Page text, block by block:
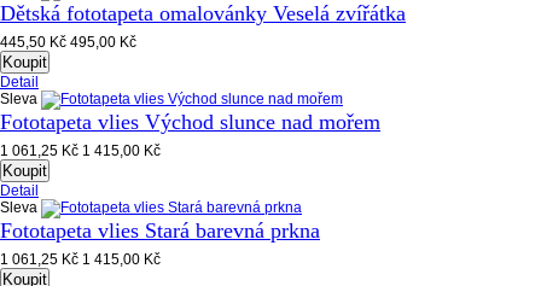
Dětská fototapeta omalovánky Veselá zvířátka
445,50 Kč 495,00 Kč
Koupit
Detail
Sleva
Fototapeta vlies Východ slunce nad mořem
1 061,25 Kč 1 415,00 Kč
Koupit
Detail
Sleva
Fototapeta vlies Stará barevná prkna
1 061,25 Kč 1 415,00 Kč
Koupit